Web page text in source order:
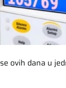
ovih dana u